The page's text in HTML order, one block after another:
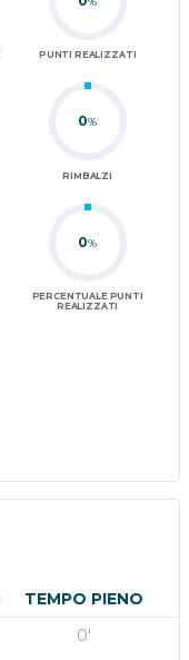
PUNTI REALIZZATI
0%
RIMBALZI
0%
PERCENTUALE PUNTI
REALIZZATI
TEMPO PIENO
0'